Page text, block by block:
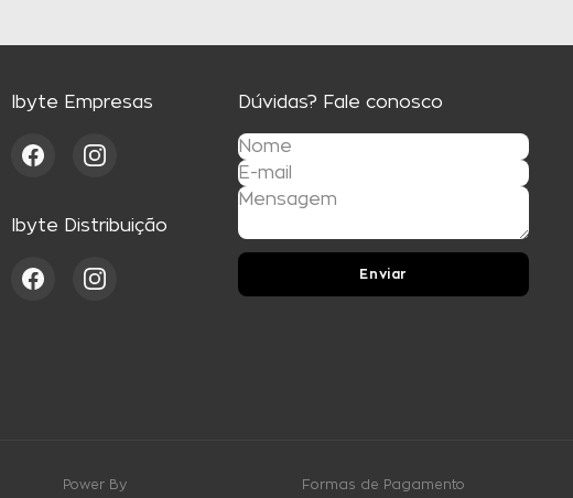
Ibyte Empresas
Ibyte Distribuição
Dúvidas? Fale conosco
Enviar
Power By Formas de Pagamento